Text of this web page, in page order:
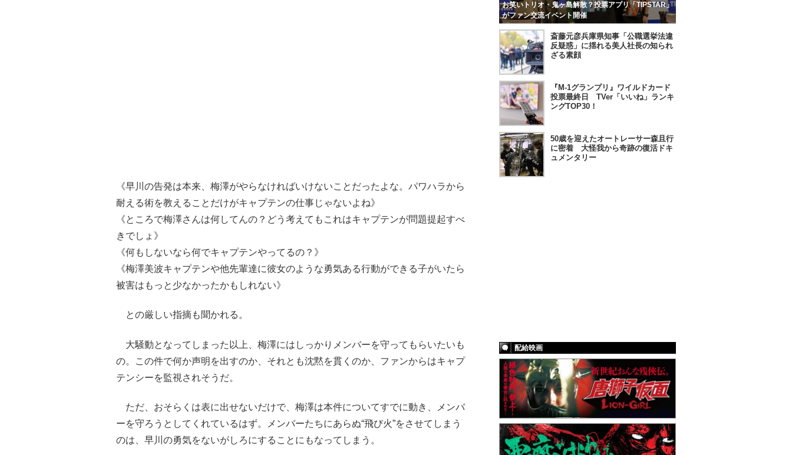
《早川の告発は本来、梅澤がやらなければいけないことだったよな。パワハラから
耐える術を教えることだけがキャプテンの仕事じゃないよね》
《ところで梅澤さんは何してんの？どう考えてもこれはキャプテンが問題提起すべ
きでしょ》
《何もしないなら何でキャプテンやってるの？》
《梅澤美波キャプテンや他先輩達に彼女のような勇気ある行動ができる子がいたら
被害はもっと少なかったかもしれない》
との厳しい指摘も聞かれる。
大騒動となってしまった以上、梅澤にはしっかりメンバーを守ってもらいたいも
の。この件で何か声明を出すのか、それとも沈黙を貫くのか、ファンからはキャプ
テンシーを監視されそうだ。
ただ、おそらくは表に出せないだけで、梅澤は本件についてすでに動き、メンバ
ーを守ろうとしてくれているはず。メンバーたちにあらぬ“飛び火”をさせてしまう
のは、早川の勇気をないがしろにすることにもなってしまう。
お笑いトリオ・鬼ヶ島解散？投票アプリ「TIPSTAR」
がファン交流イベント開催
斎藤元彦兵庫県知事「公職選挙法違
反疑惑」に揺れる美人社長の知られ
ざる素顔
『M-1グランプリ』ワイルドカード
投票最終日 TVer「いいね」ランキ
ングTOP30！
50歳を迎えたオートレーサー森且行
に密着 大怪我から奇跡の復活ドキ
ュメンタリー
配給映画